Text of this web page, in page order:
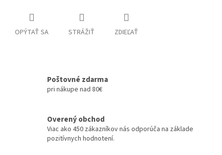
OPÝTAŤ SA STRÁŽIŤ ZDIEĽAŤ
Poštovné zdarma
pri nákupe nad 80€
Overený obchod
Viac ako 450 zákazníkov nás odporúča na základe
pozitívnych hodnotení.